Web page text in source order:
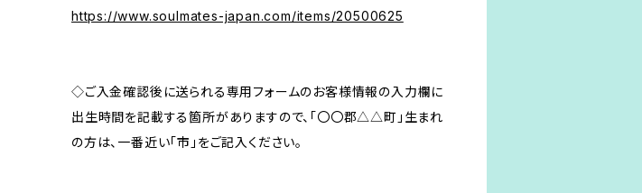
https://www.soulmates-japan.com/items/20500625
◇ご入金確認後に送られる専用フォームのお客様情報の入力欄に
出生時間を記載する箇所がありますので、「〇〇郡△△町」生まれ
の方は、一番近い「市」をご記入ください。